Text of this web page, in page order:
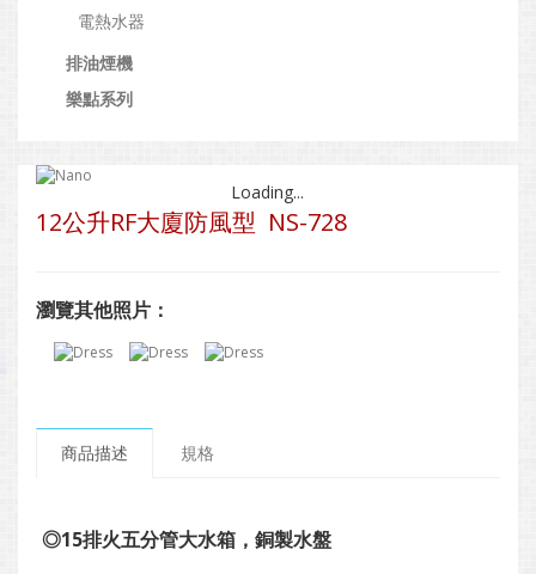
電熱水器
排油煙機
樂點系列
Loading...
12公升RF大廈防風型 NS-728
瀏覽其他照片：
商品描述 規格
◎15排火五分管大水箱，銅製水盤